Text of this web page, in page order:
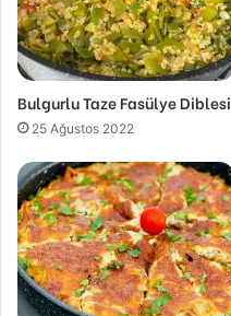
Bulgurlu Taze Fasülye Diblesi
25 Ağustos 2022